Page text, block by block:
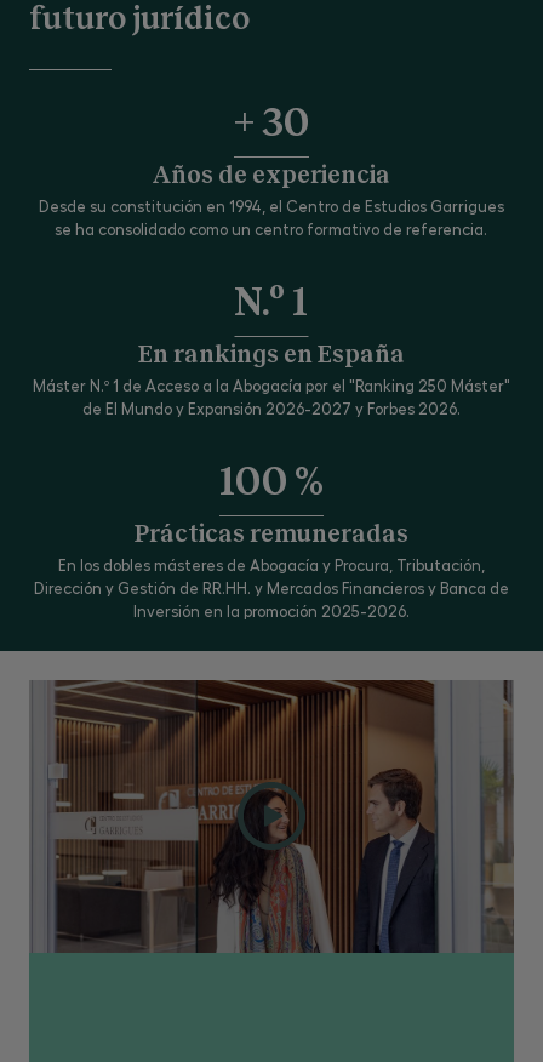
futuro jurídico
+ 30
Años de experiencia
Desde su constitución en 1994, el Centro de Estudios Garrigues
se ha consolidado como un centro formativo de referencia.
N.º 1
En rankings en España
Máster N.º 1 de Acceso a la Abogacía por el "Ranking 250 Máster"
de El Mundo y Expansión 2026-2027 y Forbes 2026.
100 %
Prácticas remuneradas
En los dobles másteres de Abogacía y Procura, Tributación,
Dirección y Gestión de RR.HH. y Mercados Financieros y Banca de
Inversión en la promoción 2025-2026.